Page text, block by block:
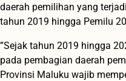
daerah pemilihan yang
tahun 2019 hingga Pemilu
”Sejak tahun 2019 hingga
pada pembagian daerah
Provinsi Maluku wajib